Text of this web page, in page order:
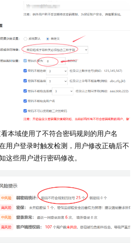
本域使用了不符合密码规则的用户名
用户登录时触发检测，用户修改正确后不
这些用户进行密码修改。